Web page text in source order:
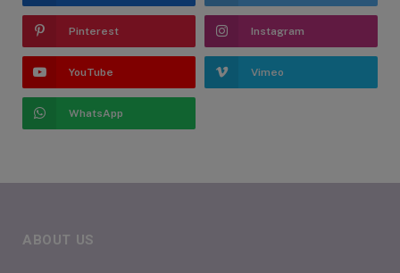
Pinterest Instagram
YouTube Vimeo
WhatsApp
ABOUT US